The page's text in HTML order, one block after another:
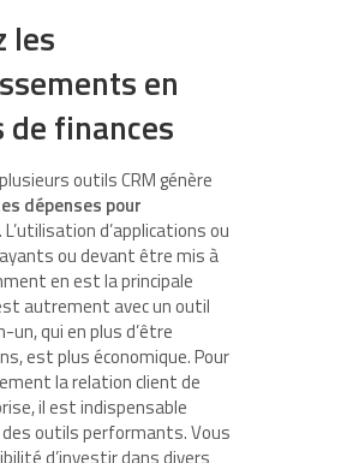
les
en
finances
outils CRM génère
dépenses pour
. L’utilisation d’applications ou
ou devant être mis à
en est la principale
autrement avec un outil
qui en plus d’être
est plus économique. Pour
la relation client de
il est indispensable
des outils performants. Vous
d’investir dans divers